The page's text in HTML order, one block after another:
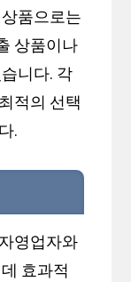
품으로는
상품이나
니다. 각
적의 선택
.
영업자와
효과적